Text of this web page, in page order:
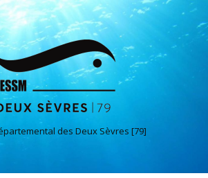
des Deux Sèvres [79]